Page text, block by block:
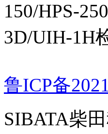
150/HPS-
3D/UIH-1H
鲁ICP备
SIBATA柴